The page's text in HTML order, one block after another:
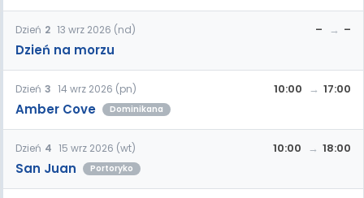
Dzień 2 13 wrz 2026 (nd)
Dzień na morzu
– –
Dzień 3 14 wrz 2026 (pn)
Amber Cove Dominikana
10:00 17:00
Dzień 4 15 wrz 2026 (wt)
San Juan Portoryko
10:00 18:00